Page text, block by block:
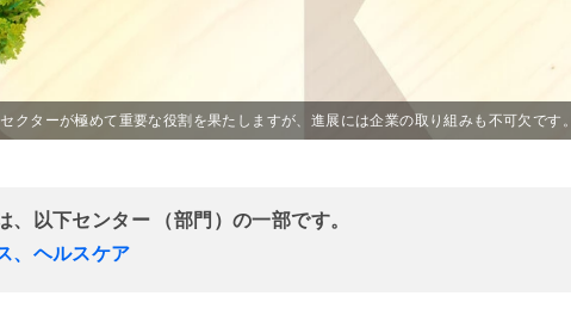
ターが極めて重要な役割を果たしますが、進展には企業の取り組みも不可欠です。
、以下センター （部門）の一部です。
、ヘルスケア